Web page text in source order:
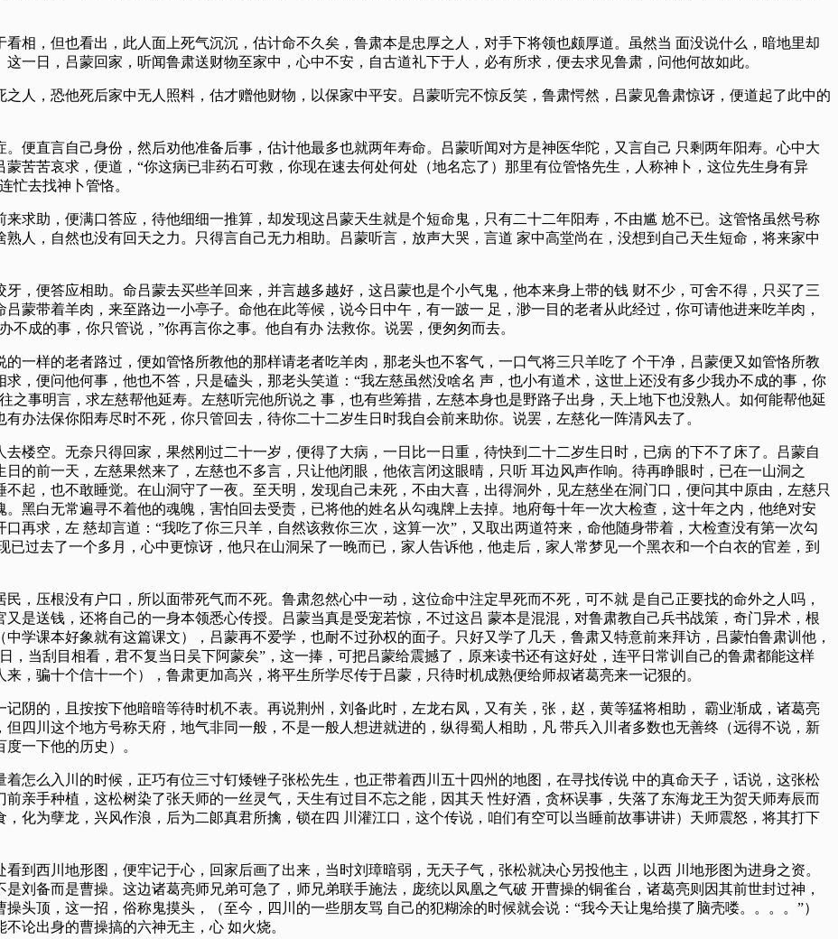
相，但也看出，此人面上死气沉沉，估计命不久矣，鲁肃本是忠厚之人，对手下将领也颇厚道。虽然当 面没说什么，暗地里却
一日，吕蒙回家，听闻鲁肃送财物至家中，心中不安，自古道礼下于人，必有所求，便去求见鲁肃，问他何故如此。
人，恐他死后家中无人照料，估才赠他财物，以保家中平安。吕蒙听完不惊反笑，鲁肃愕然，吕蒙见鲁肃惊讶，便道起了此中的
便直言自己身份，然后劝他准备后事，估计他最多也就两年寿命。吕蒙听闻对方是神医华陀，又言自己 只剩两年阳寿。心中大
苦苦哀求，便道，“你这病已非药石可救，你现在速去何处何处（地名忘了）那里有位管恪先生，人称神卜，这位先生身有异
忙去找神卜管恪。
求助，便满口答应，待他细细一推算，却发现这吕蒙天生就是个短命鬼，只有二十二年阳寿，不由尴 尬不已。这管恪虽然号称
人，自然也没有回天之力。只得言自己无力相助。吕蒙听言，放声大哭，言道 家中高堂尚在，没想到自己天生短命，将来家中
，便答应相助。命吕蒙去买些羊回来，并言越多越好，这吕蒙也是个小气鬼，他本来身上带的钱 财不少，可舍不得，只买了三
蒙带着羊肉，来至路边一小亭子。命他在此等候，说今日中午，有一跛一 足，渺一目的老者从此经过，你可请他进来吃羊肉，
成的事，你只管说，”你再言你之事。他自有办 法救你。说罢，便匆匆而去。
一样的老者路过，便如管恪所教他的那样请老者吃羊肉，那老头也不客气，一口气将三只羊吃了 个干净，吕蒙便又如管恪所教
，便问他何事，他也不答，只是磕头，那老头笑道：“我左慈虽然没啥名 声，也小有道术，这世上还没有多少我办不成的事，你
之事明言，求左慈帮他延寿。左慈听完他所说之 事，也有些筹措，左慈本身也是野路子出身，天上地下也没熟人。如何能帮他延
办法保你阳寿尽时不死，你只管回去，待你二十二岁生日时我自会前来助你。说罢，左慈化一阵清风去了。
楼空。无奈只得回家，果然刚过二十一岁，便得了大病，一日比一日重，待快到二十二岁生日时，已病 的下不了床了。吕蒙自
的前一天，左慈果然来了，左慈也不多言，只让他闭眼，他依言闭这眼晴，只听 耳边风声作响。待再睁眼时，已在一山洞之
起，也不敢睡觉。在山洞守了一夜。至天明，发现自己未死，不由大喜，出得洞外，见左慈坐在洞门口，便问其中原由，左慈只
黑白无常遍寻不着他的魂魄，害怕回去受责，已将他的姓名从勾魂牌上去掉。地府每十年一次大检查，这十年之内，他绝对安
再求，左 慈却言道：“我吃了你三只羊，自然该救你三次，这算一次”，又取出两道符来，命他随身带着，大检查没有第一次勾
过去了一个多月，心中更惊讶，他只在山洞呆了一晚而已，家人告诉他，他走后，家人常梦见一个黑衣和一个白衣的官差，到
，压根没有户口，所以面带死气而不死。鲁肃忽然心中一动，这位命中注定早死而不死，可不就 是自己正要找的命外之人吗，
是送钱，还将自己的一身本领悉心传授。吕蒙当真是受宠若惊，不过这吕 蒙本是混混，对鲁肃教自己兵书战策，奇门异术，根
学课本好象就有这篇课文），吕蒙再不爱学，也耐不过孙权的面子。只好又学了几天，鲁肃又特意前来拜访，吕蒙怕鲁肃训他，
，当刮目相看，君不复当日吴下阿蒙矣”，这一捧，可把吕蒙给震撼了，原来读书还有这好处，连平日常训自己的鲁肃都能这样
，骗十个信十一个），鲁肃更加高兴，将平生所学尽传于吕蒙，只待时机成熟便给师叔诸葛亮来一记狠的。
阴的，且按按下他暗暗等待时机不表。再说荆州，刘备此时，左龙右凤，又有关，张，赵，黄等猛将相助， 霸业渐成，诸葛亮
四川这个地方号称天府，地气非同一般，不是一般人想进就进的，纵得蜀人相助，凡 带兵入川者多数也无善终（远得不说，新
一下他的历史）。
怎么入川的时候，正巧有位三寸钉矮锉子张松先生，也正带着西川五十四州的地图，在寻找传说 中的真命天子，话说，这张松
亲手种植，这松树染了张天师的一丝灵气，天生有过目不忘之能，因其天 性好酒，贪杯误事，失落了东海龙王为贺天师寿辰而
化为孽龙，兴风作浪，后为二郞真君所擒，锁在四 川灌江口，这个传说，咱们有空可以当睡前故事讲讲）天师震怒，将其打下
到西川地形图，便牢记于心，回家后画了出来，当时刘璋暗弱，无天子气，张松就决心另投他主，以西 川地形图为进身之资。
刘备而是曹操。这边诸葛亮师兄弟可急了，师兄弟联手施法，庞统以凤凰之气破 开曹操的铜雀台，诸葛亮则因其前世封过神，
头顶，这一招，俗称鬼摸头，（至今，四川的一些朋友骂 自己的犯糊涂的时候就会说：“我今天让鬼给摸了脑壳喽。。。。”）
论出身的曹操搞的六神无主，心 如火烧。